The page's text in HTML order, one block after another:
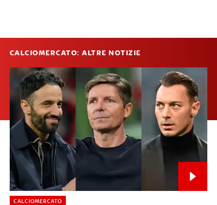
CALCIOMERCATO: ALTRE NOTIZIE
CALCIOMERCATO